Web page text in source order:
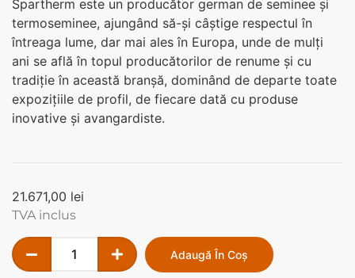
Spartherm este un producător german de seminee și
termoseminee, ajungând să-și câștige respectul în
întreaga lume, dar mai ales în Europa, unde de mulți
ani se află în topul producătorilor de renume și cu
tradiție în această branșă, dominând de departe toate
expozițiile de profil, de fiecare dată cu produse
inovative și avangardiste.
21.671,00 lei
TVA inclus
Adaugă În Coș